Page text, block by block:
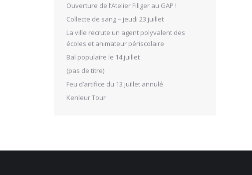
Ouverture de l’Atelier Filiger au GAP !
Collecte de sang – jeudi 23 juillet
La ville recrute un agent polyvalent des
écoles et animateur périscolaire
Bal populaire le 14 juillet
(pas de titre)
Feu d’artifice du 13 juillet annulé
Kenleur Tour